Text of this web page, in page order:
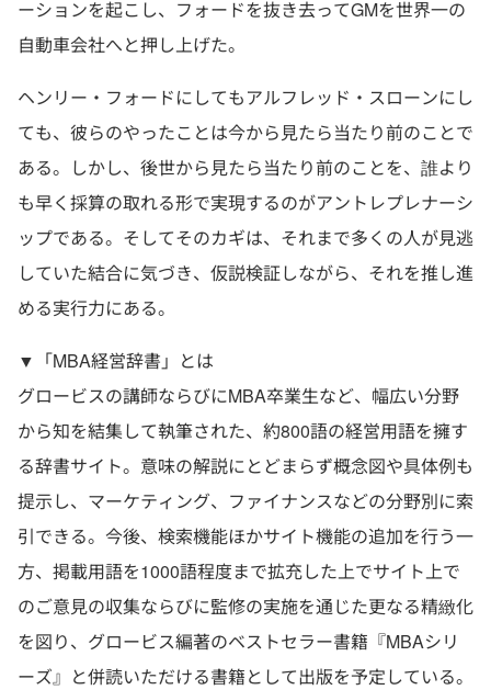
ーションを起こし、フォードを抜き去ってGMを世界一の
自動車会社へと押し上げた。
ヘンリー・フォードにしてもアルフレッド・スローンにし
ても、彼らのやったことは今から見たら当たり前のことで
ある。しかし、後世から見たら当たり前のことを、誰より
も早く採算の取れる形で実現するのがアントレプレナーシ
ップである。そしてそのカギは、それまで多くの人が見逃
していた結合に気づき、仮説検証しながら、それを推し進
める実行力にある。
▼「MBA経営辞書」とは
グロービスの講師ならびにMBA卒業生など、幅広い分野
から知を結集して執筆された、約800語の経営用語を擁す
る辞書サイト。意味の解説にとどまらず概念図や具体例も
提示し、マーケティング、ファイナンスなどの分野別に索
引できる。今後、検索機能ほかサイト機能の追加を行う一
方、掲載用語を1000語程度まで拡充した上でサイト上で
のご意見の収集ならびに監修の実施を通じた更なる精緻化
を図り、グロービス編著のベストセラー書籍『MBAシリ
ーズ』と併読いただける書籍として出版を予定している。